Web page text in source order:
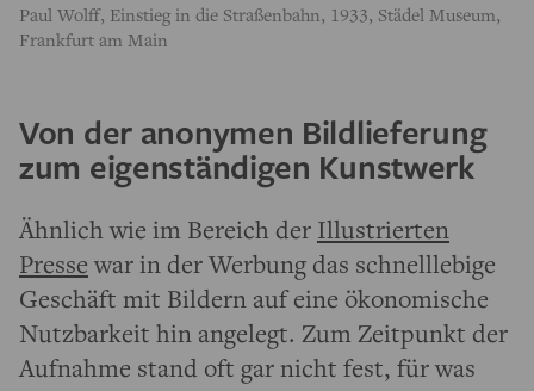
Paul Wolff, Einstieg in die Straßenbahn, 1933, Städel Museum,
Frankfurt am Main
Von der anonymen Bildlieferung
zum eigenständigen Kunstwerk
Ähnlich wie im Bereich der Illustrierten
Presse war in der Werbung das schnelllebige
Geschäft mit Bildern auf eine ökonomische
Nutzbarkeit hin angelegt. Zum Zeitpunkt der
Aufnahme stand oft gar nicht fest, für was